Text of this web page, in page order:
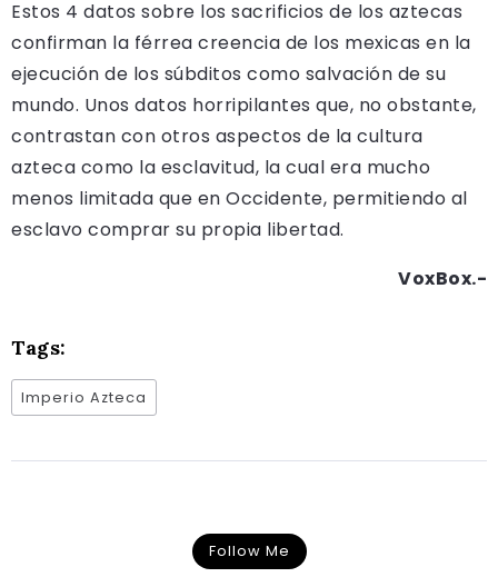
Estos 4 datos sobre los sacrificios de los aztecas
confirman la férrea creencia de los mexicas en la
ejecución de los súbditos como salvación de su
mundo. Unos datos horripilantes que, no obstante,
contrastan con otros aspectos de la cultura
azteca como la esclavitud, la cual era mucho
menos limitada que en Occidente, permitiendo al
esclavo comprar su propia libertad.
VoxBox.-
Tags:
Imperio Azteca
Follow Me